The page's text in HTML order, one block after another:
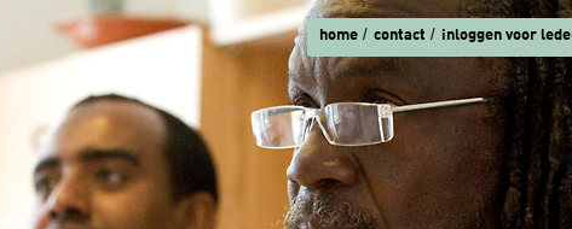
home contact inloggen voor